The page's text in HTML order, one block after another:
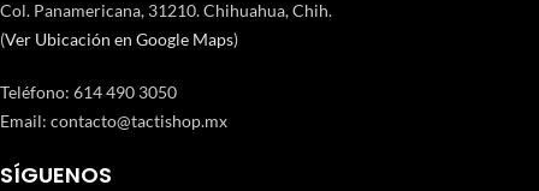
Col. Panamericana, 31210. Chihuahua, Chih.
(Ver Ubicación en Google Maps)
Teléfono: 614 490 3050
Email: contacto@tactishop.mx
SÍGUENOS